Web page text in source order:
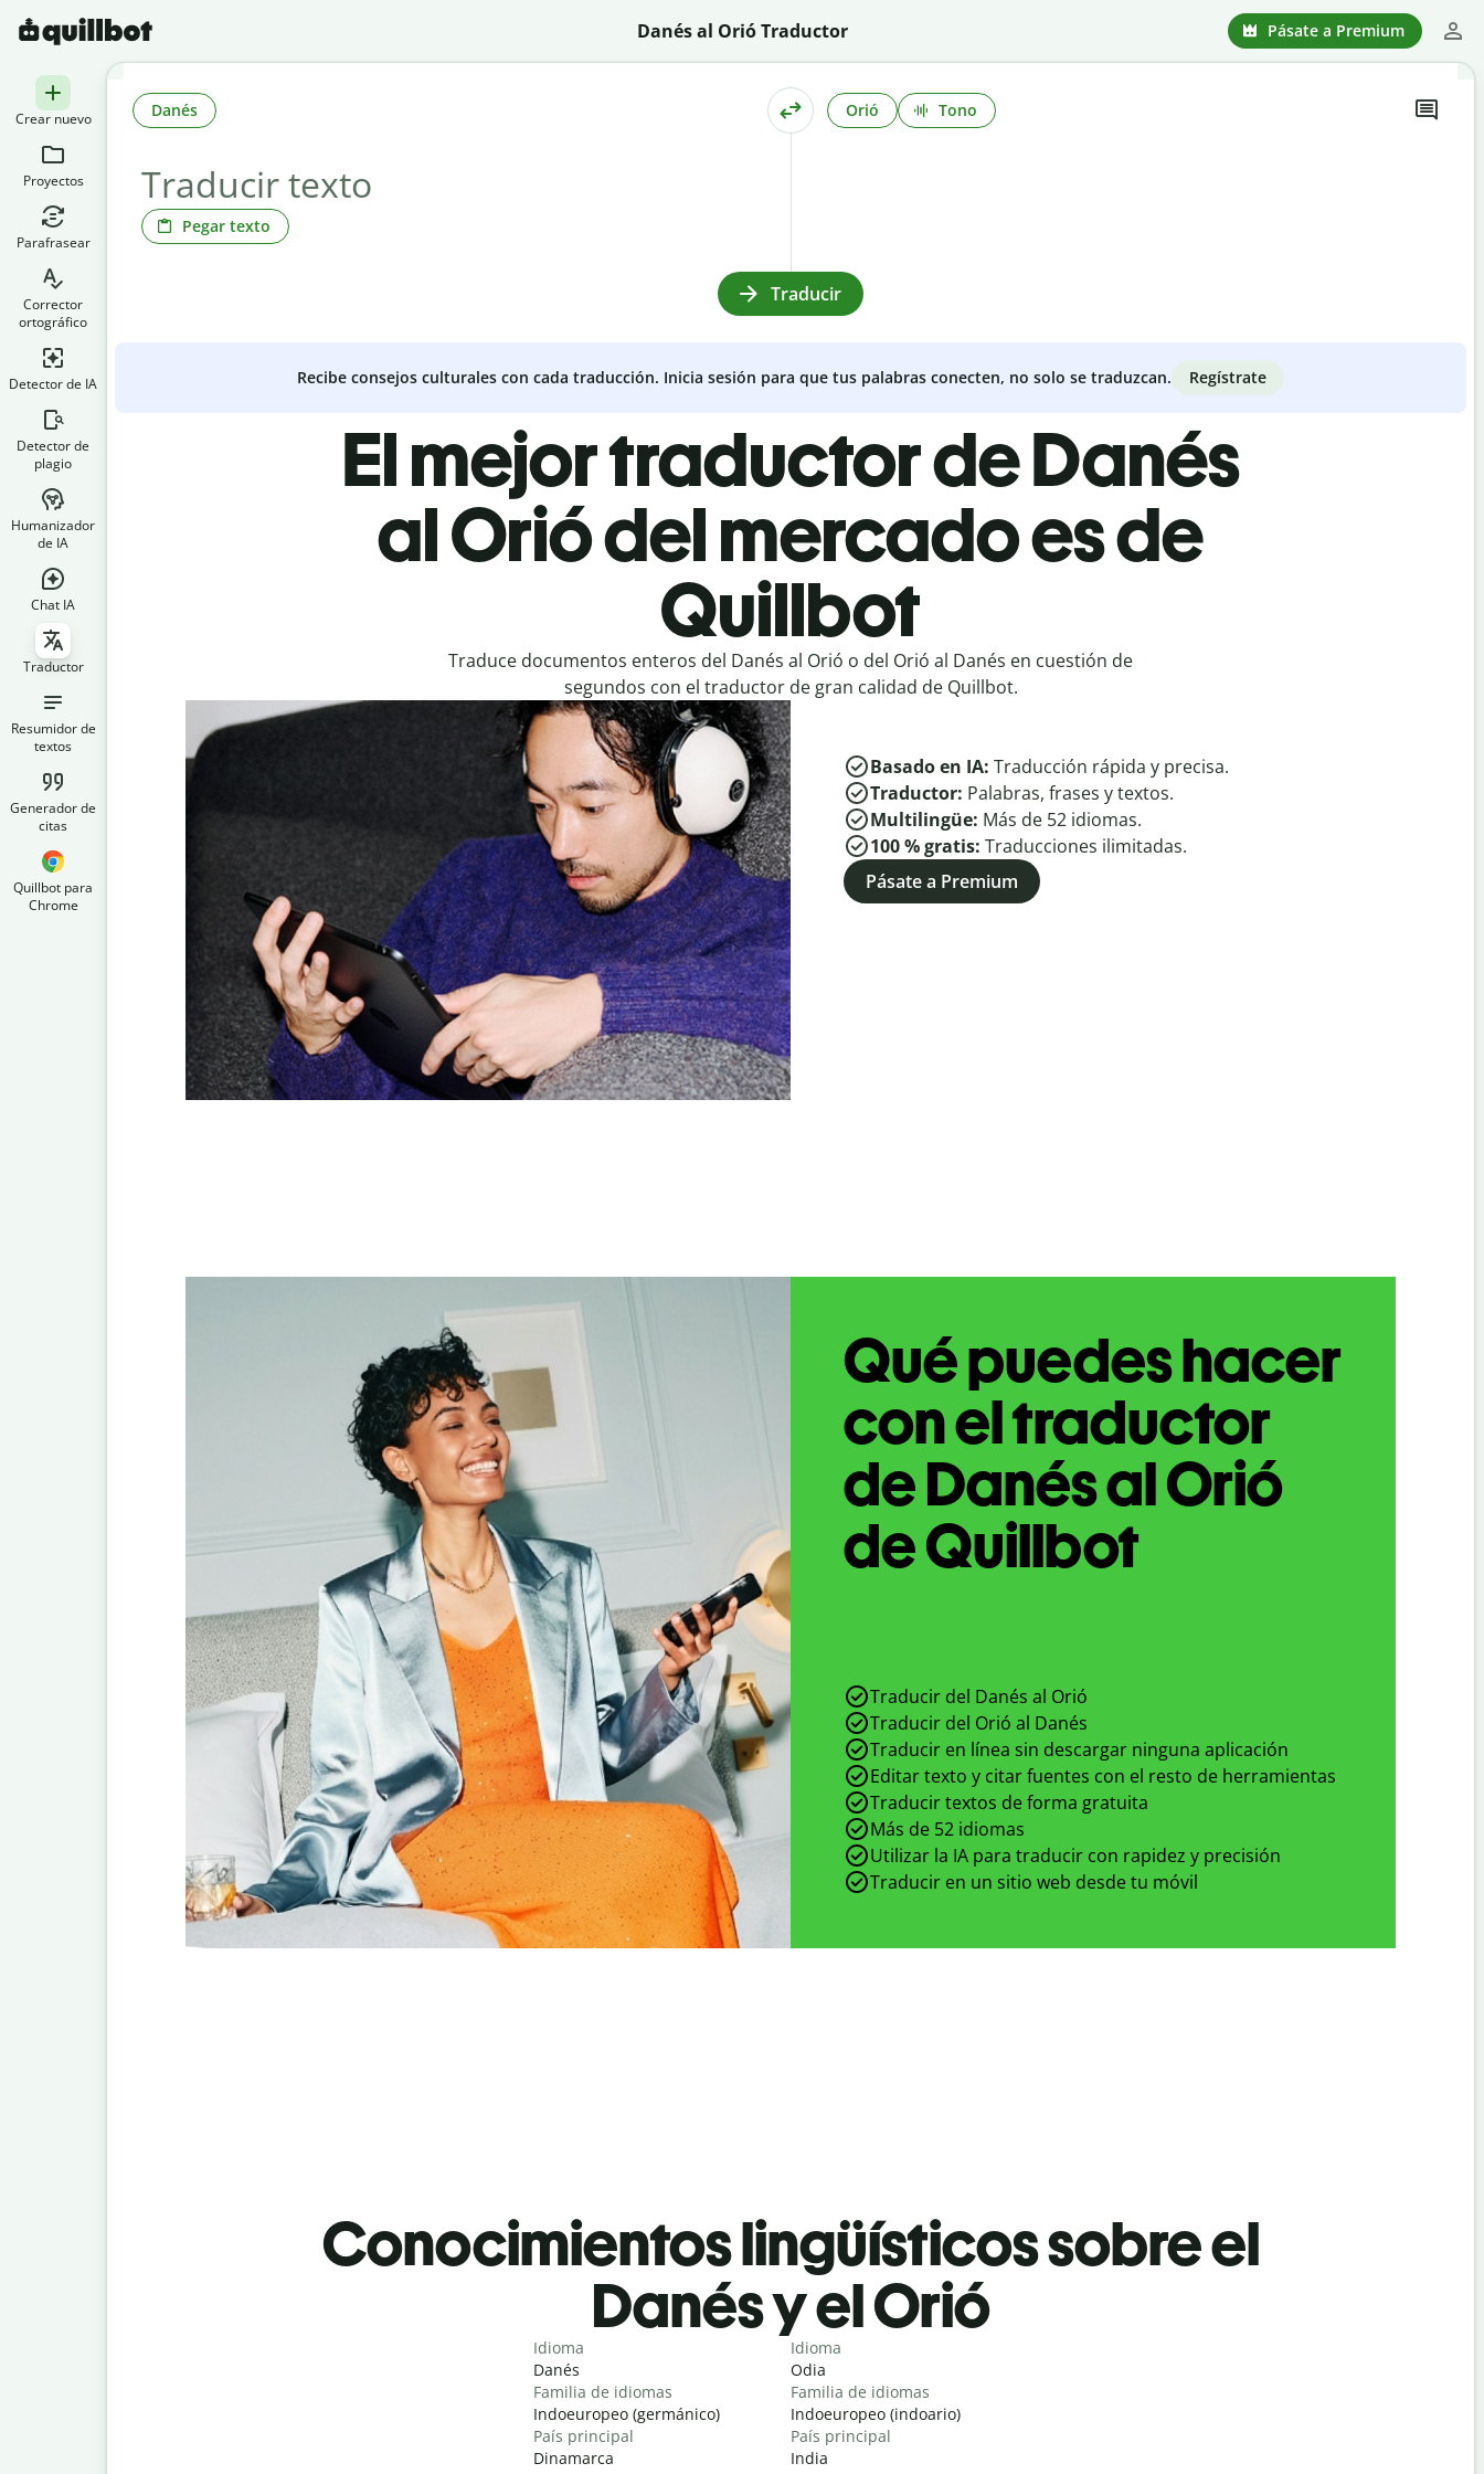
Danés al Orió Traductor Pásate a Premium
Crear nuevo
Proyectos
Parafrasear
Corrector
ortográfico
Detector de IA
Detector de
plagio
Humanizador
de IA
Chat IA
Traductor
Resumidor de
textos
Generador de
citas
Quillbot para
Chrome
Pegar texto
Danés Orió Tono
Traducir
Recibe consejos culturales con cada traducción. Inicia sesión para que tus palabras conecten, no solo se traduzcan. Regístrate
El mejor traductor de Danés
al Orió del mercado es de
Quillbot
Traduce documentos enteros del Danés al Orió o del Orió al Danés en cuestión de
segundos con el traductor de gran calidad de Quillbot.
Basado en IA: Traducción rápida y precisa.
Traductor: Palabras, frases y textos.
Multilingüe: Más de 52 idiomas.
100 % gratis: Traducciones ilimitadas.
Pásate a Premium
Qué puedes hacer
con el traductor
de Danés al Orió
de Quillbot
Traducir del Danés al Orió
Traducir del Orió al Danés
Traducir en línea sin descargar ninguna aplicación
Editar texto y citar fuentes con el resto de herramientas
Traducir textos de forma gratuita
Más de 52 idiomas
Utilizar la IA para traducir con rapidez y precisión
Traducir en un sitio web desde tu móvil
Conocimientos lingüísticos sobre el
Danés y el Orió
Idioma
Danés
Familia de idiomas
Indoeuropeo (germánico)
País principal
Dinamarca
Idioma
Odia
Familia de idiomas
Indoeuropeo (indoario)
País principal
India